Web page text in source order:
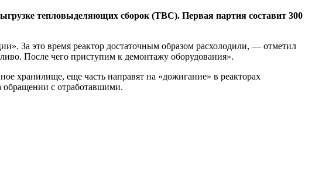
тепловыделяющих сборок (ТВС). Первая партия составит 300
За это время реактор достаточным образом расхолодили, — отметил
После чего приступим к демонтажу оборудования».
хранилище, еще часть направят на «дожигание» в реакторах
с отработавшими.